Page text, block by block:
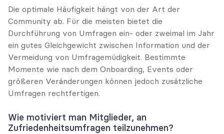
Die optimale Häufigkeit hängt von der Art der
Community ab. Für die meisten bietet die
Durchführung von Umfragen ein- oder zweimal im Jahr
ein gutes Gleichgewicht zwischen Information und der
Vermeidung von Umfragemüdigkeit. Bestimmte
Momente wie nach dem Onboarding, Events oder
größeren Veränderungen können jedoch zusätzliche
Umfragen rechtfertigen.
Wie motiviert man Mitglieder, an
Zufriedenheitsumfragen teilzunehmen?